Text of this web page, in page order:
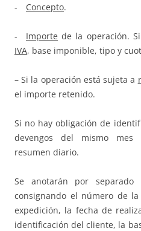
- Concepto.
- Importe de la operación.
IVA, base imponible, tipo y
– Si la operación está sujeta a
el importe retenido.
Si no hay obligación de
devengos del mismo
resumen diario.
Se anotarán por separado
consignando el número de
expedición, la fecha de
identificación del cliente, la